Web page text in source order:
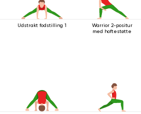
Udstrakt fodstilling 1
Warrior 2-positur
med hoftestøtte